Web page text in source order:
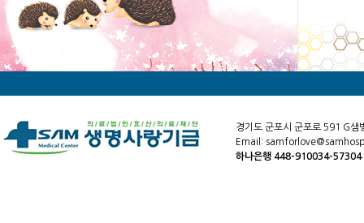
경기도 군포시 군포로 591 G샘
Email:
하나은행 448-910034-57304